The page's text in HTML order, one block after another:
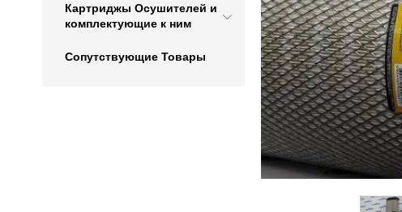
Картриджы Осушителей и
комплектующие к ним
Сопутствующие Товары